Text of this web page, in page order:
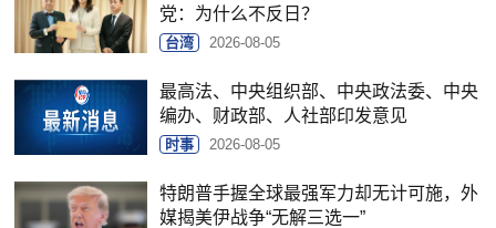
党：为什么不反日？
台湾 2026-08-05
最高法、中央组织部、中央政法委、中央
编办、财政部、人社部印发意见
时事 2026-08-05
特朗普手握全球最强军力却无计可施，外
媒揭美伊战争“无解三选一”